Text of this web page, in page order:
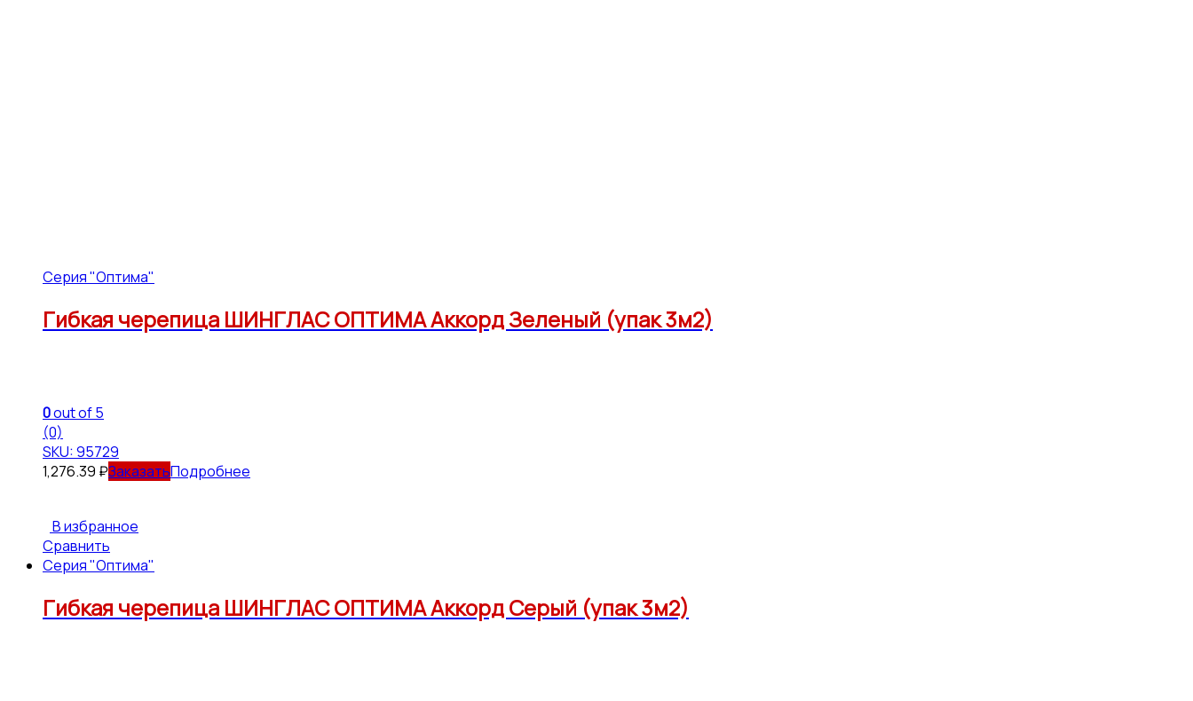
Серия "Оптима"
Гибкая черепица ШИНГЛАС ОПТИМА Аккорд Зеленый (упак 3м2)
0out of 5
(0)
SKU: 95729
1,276.39 ₽ Подробнее
В избранное
Сравнить
Серия "Оптима"
Гибкая черепица ШИНГЛАС ОПТИМА Аккорд Серый (упак 3м2)